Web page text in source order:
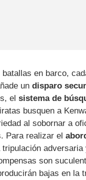
en barco,
undisparo
elsistema de
busquen a
al sobornar a
Para realizar el
son
bajas en la